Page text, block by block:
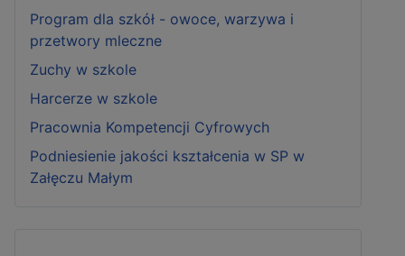
Program dla szkół - owoce, warzywa i
przetwory mleczne
Zuchy w szkole
Harcerze w szkole
Pracownia Kompetencji Cyfrowych
Podniesienie jakości kształcenia w SP w
Załęczu Małym